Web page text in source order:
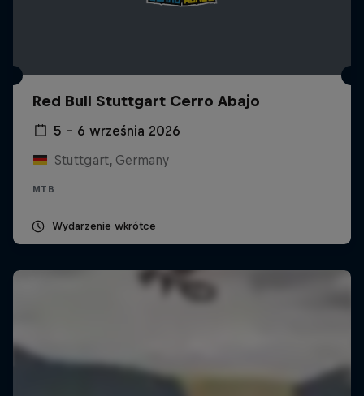
Red Bull Stuttgart Cerro Abajo
5 – 6 września 2026
Stuttgart, Germany
MTB
Wydarzenie wkrótce